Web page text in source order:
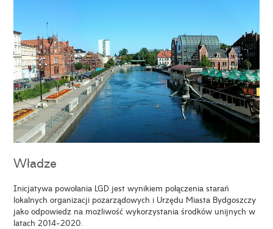
Władze
Inicjatywa powołania LGD jest wynikiem połączenia starań
lokalnych organizacji pozarządowych i Urzędu Miasta Bydgoszczy
jako odpowiedz na możliwość wykorzystania środków unijnych w
latach 2014-2020.